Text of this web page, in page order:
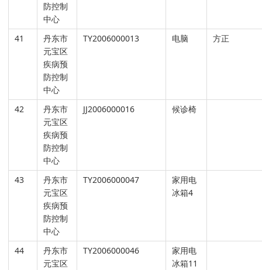
防控制
中心
41
丹东市
元宝区
疾病预
防控制
中心
TY2006000013 电脑 方正
42
丹东市
元宝区
疾病预
防控制
中心
JJ2006000016 候诊椅
43
丹东市
元宝区
疾病预
防控制
中心
TY2006000047
家用电
冰箱4
44
丹东市
元宝区
TY2006000046
家用电
冰箱11